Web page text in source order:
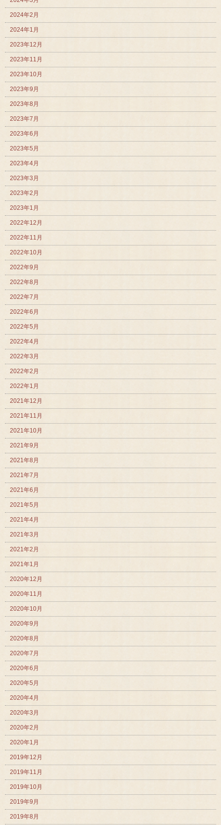
2024年2月
2024年1月
2023年12月
2023年11月
2023年10月
2023年9月
2023年8月
2023年7月
2023年6月
2023年5月
2023年4月
2023年3月
2023年2月
2023年1月
2022年12月
2022年11月
2022年10月
2022年9月
2022年8月
2022年7月
2022年6月
2022年5月
2022年4月
2022年3月
2022年2月
2022年1月
2021年12月
2021年11月
2021年10月
2021年9月
2021年8月
2021年7月
2021年6月
2021年5月
2021年4月
2021年3月
2021年2月
2021年1月
2020年12月
2020年11月
2020年10月
2020年9月
2020年8月
2020年7月
2020年6月
2020年5月
2020年4月
2020年3月
2020年2月
2020年1月
2019年12月
2019年11月
2019年10月
2019年9月
2019年8月